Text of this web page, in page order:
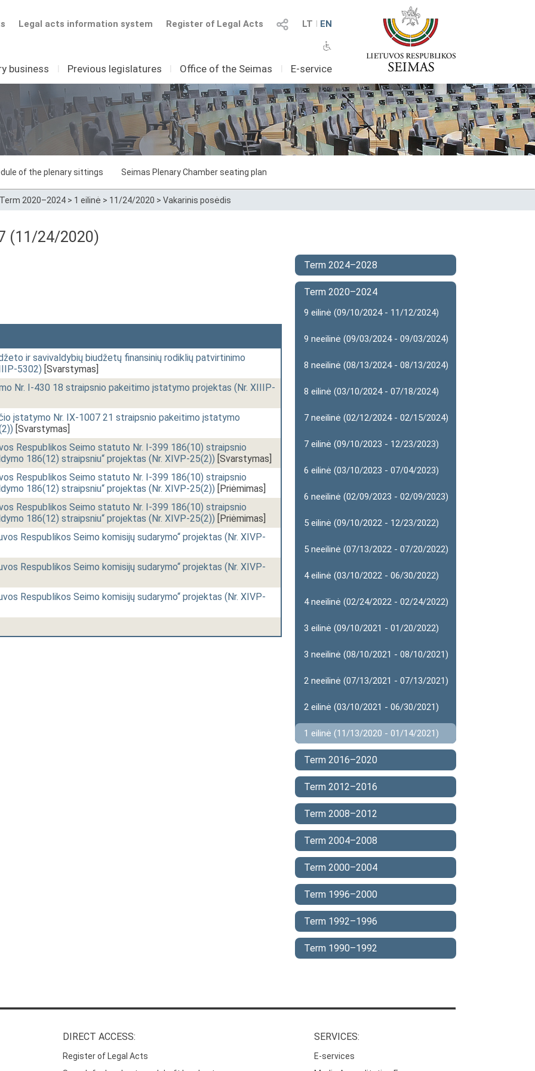
LT I EN
Register of Legal Acts
Legal acts information system
business I Previous legislatures I Office of the Seimas I E-service
of the plenary sittings Seimas Plenary Chamber seating plan
Term 2020–2024 > 1 eilinė > 11/24/2020 > Vakarinis posėdis
(11/24/2020)
ir savivaldybių biudžetų finansinių rodiklių patvirtinimo
5302) [Svarstymas]
Nr. I-430 18 straipsnio pakeitimo įstatymo projektas (Nr. XIIIP-
įstatymo Nr. IX-1007 21 straipsnio pakeitimo įstatymo
[Svarstymas]
Respublikos Seimo statuto Nr. I-399 186(10) straipsnio
186(12) straipsniu“ projektas (Nr. XIVP-25(2)) [Svarstymas]
Respublikos Seimo statuto Nr. I-399 186(10) straipsnio
186(12) straipsniu“ projektas (Nr. XIVP-25(2)) [Priėmimas]
Respublikos Seimo statuto Nr. I-399 186(10) straipsnio
186(12) straipsniu“ projektas (Nr. XIVP-25(2)) [Priėmimas]
Respublikos Seimo komisijų sudarymo“ projektas (Nr. XIVP-
Respublikos Seimo komisijų sudarymo“ projektas (Nr. XIVP-
Respublikos Seimo komisijų sudarymo“ projektas (Nr. XIVP-
Term 2024–2028
Term 2020–2024
9 eilinė (09/10/2024 - 11/12/2024)
9 neeilinė (09/03/2024 - 09/03/2024)
8 neeilinė (08/13/2024 - 08/13/2024)
8 eilinė (03/10/2024 - 07/18/2024)
7 neeilinė (02/12/2024 - 02/15/2024)
7 eilinė (09/10/2023 - 12/23/2023)
6 eilinė (03/10/2023 - 07/04/2023)
6 neeilinė (02/09/2023 - 02/09/2023)
5 eilinė (09/10/2022 - 12/23/2022)
5 neeilinė (07/13/2022 - 07/20/2022)
4 eilinė (03/10/2022 - 06/30/2022)
4 neeilinė (02/24/2022 - 02/24/2022)
3 eilinė (09/10/2021 - 01/20/2022)
3 neeilinė (08/10/2021 - 08/10/2021)
2 neeilinė (07/13/2021 - 07/13/2021)
2 eilinė (03/10/2021 - 06/30/2021)
1 eilinė (11/13/2020 - 01/14/2021)
Term 2016–2020
Term 2012–2016
Term 2008–2012
Term 2004–2008
Term 2000–2004
Term 1996–2000
Term 1992–1996
Term 1990–1992
DIRECT ACCESS:
Register of Legal Acts
SERVICES:
E-services